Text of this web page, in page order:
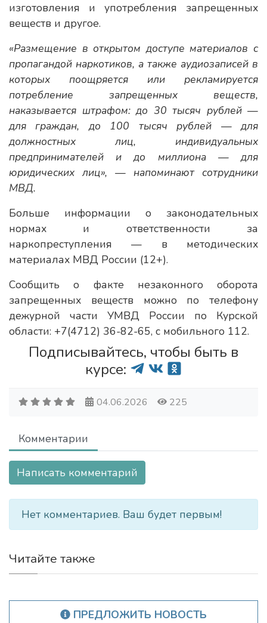
изготовления и употребления запрещенных
веществ и другое.
«Размещение в открытом доступе материалов с
пропагандой наркотиков, а также аудиозаписей в
которых поощряется или рекламируется
потребление запрещенных веществ,
наказывается штрафом: до 30 тысяч рублей —
для граждан, до 100 тысяч рублей — для
должностных лиц, индивидуальных
предпринимателей и до миллиона — для
юридических лиц», — напоминают сотрудники
МВД.
Больше информации о законодательных
нормах и ответственности за
наркопреступления — в методических
материалах МВД России (12+).
Сообщить о факте незаконного оборота
запрещенных веществ можно по телефону
дежурной части УМВД России по Курской
области: +7(4712) 36-82-65, с мобильного 112.
Подписывайтесь, чтобы быть в
курсе:
04.06.2026 225
Комментарии
Написать комментарий
Нет комментариев. Ваш будет первым!
Читайте также
ПРЕДЛОЖИТЬ НОВОСТЬ